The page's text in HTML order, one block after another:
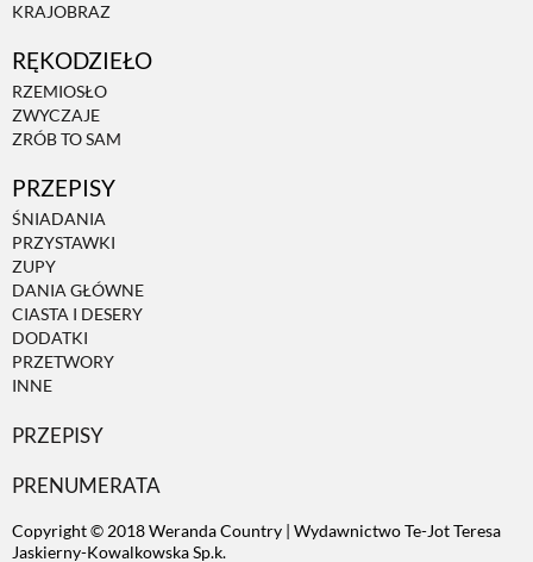
KRAJOBRAZ
RĘKODZIEŁO
RZEMIOSŁO
ZWYCZAJE
ZRÓB TO SAM
PRZEPISY
ŚNIADANIA
PRZYSTAWKI
ZUPY
DANIA GŁÓWNE
CIASTA I DESERY
DODATKI
PRZETWORY
INNE
PRZEPISY
PRENUMERATA
Copyright © 2018 Weranda Country | Wydawnictwo Te-Jot Teresa
Jaskierny-Kowalkowska Sp.k.
ZRÓB TO SAM